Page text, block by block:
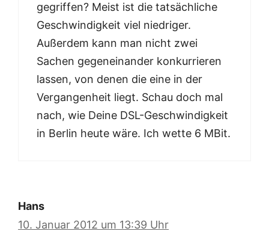
gegriffen? Meist ist die tatsächliche
Geschwindigkeit viel niedriger.
Außerdem kann man nicht zwei
Sachen gegeneinander konkurrieren
lassen, von denen die eine in der
Vergangenheit liegt. Schau doch mal
nach, wie Deine DSL-Geschwindigkeit
in Berlin heute wäre. Ich wette 6 MBit.
Hans
10. Januar 2012 um 13:39 Uhr